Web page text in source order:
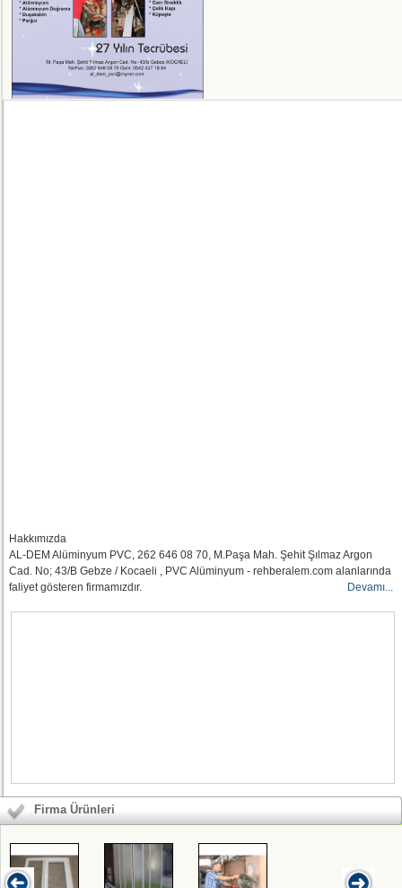
Hakkımızda
AL-DEM Alüminyum PVC, 262 646 08 70, M.Paşa Mah. Şehit Şılmaz Argon
Cad. No; 43/B Gebze / Kocaeli , PVC Alüminyum - rehberalem.com alanlarında
faliyet gösteren firmamızdır.
Devamı...
Firma Ürünleri